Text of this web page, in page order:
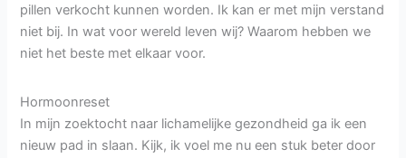
pillen verkocht kunnen worden. Ik kan er met mijn verstand
niet bij. In wat voor wereld leven wij? Waarom hebben we
niet het beste met elkaar voor.
Hormoonreset
In mijn zoektocht naar lichamelijke gezondheid ga ik een
nieuw pad in slaan. Kijk, ik voel me nu een stuk beter door